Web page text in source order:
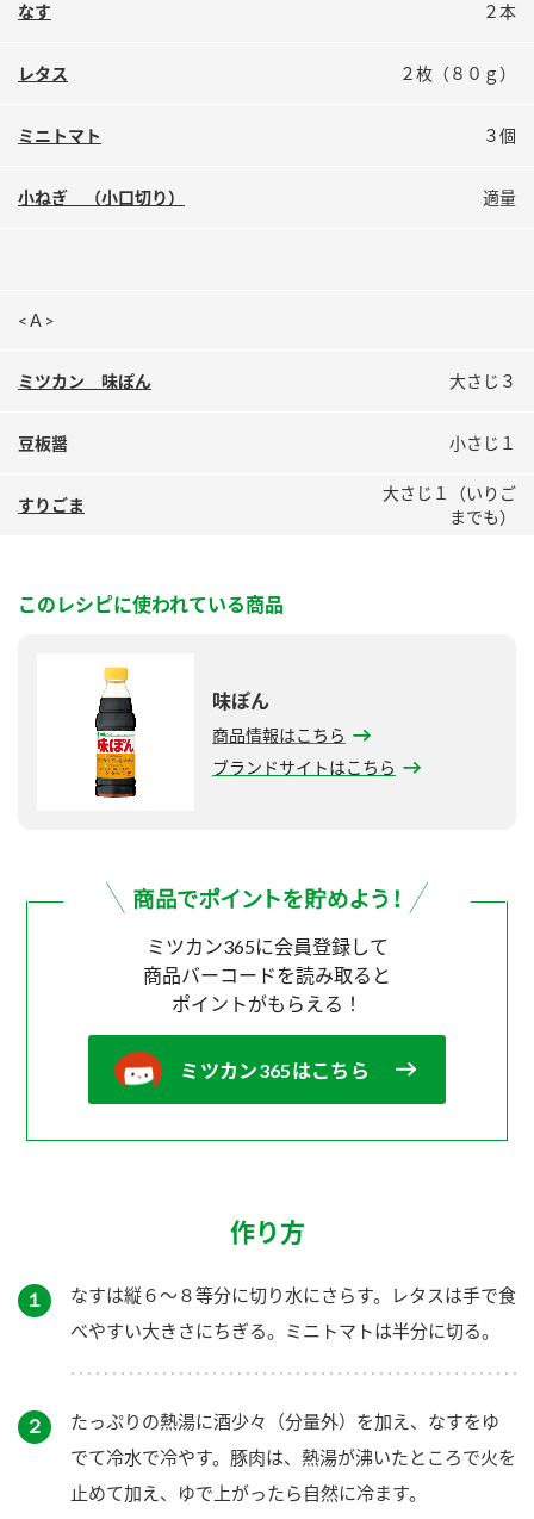
なす ２本
レタス ２枚（８０ｇ）
ミニトマト ３個
小ねぎ （小口切り） 適量
<Ａ>
ミツカン 味ぽん 大さじ３
豆板醤 小さじ１
すりごま
大さじ１（いりご
までも）
このレシピに使われている商品
味ぽん
商品情報はこちら
ブランドサイトはこちら
ミツカン365に会員登録して
商品バーコードを読み取ると
ポイントがもらえる！
ミツカン365はこちら
作り方
１
なすは縦６～８等分に切り水にさらす。レタスは手で食
べやすい大きさにちぎる。ミニトマトは半分に切る。
２
たっぷりの熱湯に酒少々（分量外）を加え、なすをゆ
でて冷水で冷やす。豚肉は、熱湯が沸いたところで火を
止めて加え、ゆで上がったら自然に冷ます。